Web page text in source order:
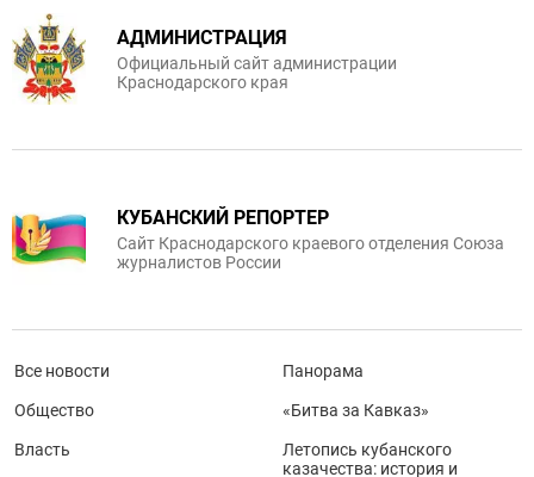
АДМИНИСТРАЦИЯ
Официальный сайт администрации
Краснодарского края
КУБАНСКИЙ РЕПОРТЕР
Сайт Краснодарского краевого отделения Союза
журналистов России
Все новости
Общество
Власть
Панорама
«Битва за Кавказ»
Летопись кубанского
казачества: история и